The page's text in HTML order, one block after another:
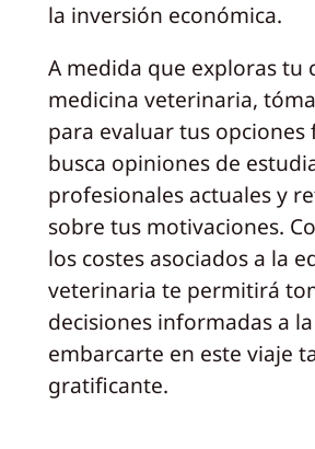
la inversión económica.
A medida que exploras tu
medicina veterinaria,
para evaluar tus opciones
busca opiniones de
profesionales actuales y
sobre tus motivaciones.
los costes asociados a la
veterinaria te permitirá
decisiones informadas a
embarcarte en este viaje
gratificante.